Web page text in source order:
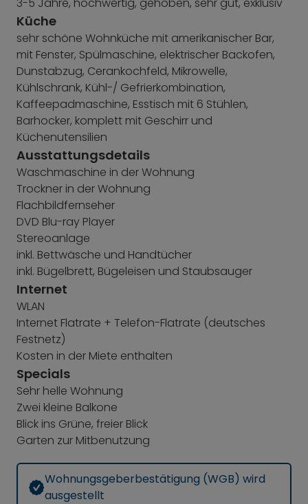
Küche
sehr schöne Wohnküche mit amerikanischer Bar,
mit Fenster, Spülmaschine, elektrischer Backofen,
Dunstabzug, Cerankochfeld, Mikrowelle,
Kühlschrank, Kühl-/ Gefrierkombination,
Kaffeepadmaschine, Esstisch mit 6 Stühlen,
Barhocker, komplett mit Geschirr und
Küchenutensilien
Ausstattungsdetails
Waschmaschine in der Wohnung
Trockner in der Wohnung
Flachbildfernseher
DVD Blu-ray Player
Stereoanlage
inkl. Bettwäsche und Handtücher
inkl. Bügelbrett, Bügeleisen und Staubsauger
Internet
WLAN
Internet Flatrate + Telefon-Flatrate (deutsches
Festnetz)
Kosten in der Miete enthalten
Specials
Sehr helle Wohnung
Zwei kleine Balkone
Blick ins Grüne, freier Blick
Garten zur Mitbenutzung
Wohnungsgeberbestätigung (WGB) wird
ausgestellt